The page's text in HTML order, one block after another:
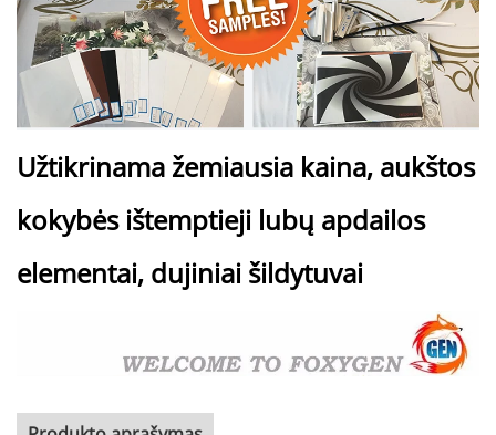
Užtikrinama žemiausia kaina, aukštos
kokybės ištemptieji lubų apdailos
elementai, dujiniai šildytuvai